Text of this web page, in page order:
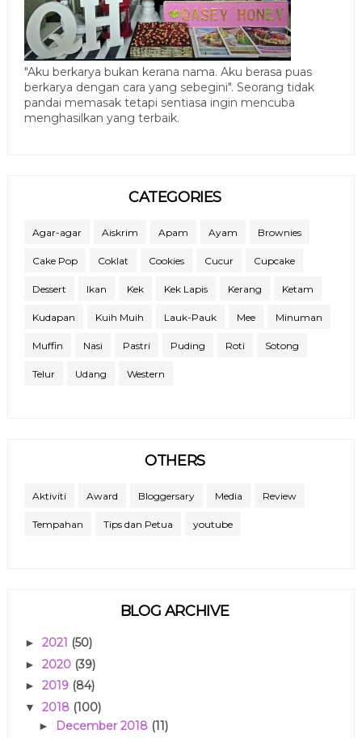
"Aku berkarya bukan kerana nama. Aku berasa puas
berkarya dengan cara yang sebegini". Seorang tidak
pandai memasak tetapi sentiasa ingin mencuba
menghasilkan yang terbaik.
CATEGORIES
Agar-agar Aiskrim Apam Ayam Brownies
Cake Pop Coklat Cookies Cucur Cupcake
Dessert Ikan Kek Kek Lapis Kerang Ketam
Kudapan Kuih Muih Lauk-Pauk Mee Minuman
Muffin Nasi Pastri Puding Roti Sotong
Telur Udang Western
OTHERS
Aktiviti Award Bloggersary Media Review
Tempahan Tips dan Petua youtube
BLOG ARCHIVE
► 2021 (50)
► 2020 (39)
► 2019 (84)
▼ 2018 (100)
► December 2018 (11)